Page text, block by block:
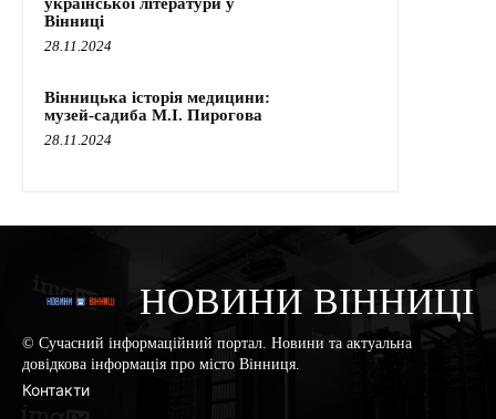
Вінниці
28.11.2024
Вінницька історія медицини:
музей-садиба М.І. Пирогова
28.11.2024
НОВИНИ ВІННИЦІ
© Сучасний інформаційний портал. Новини та актуальна
довідкова інформація про місто Вінниця.
Контакти